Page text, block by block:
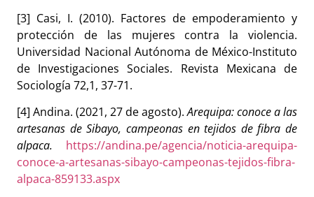
[3] Casi, I. (2010). Factores de empoderamiento y
protección de las mujeres contra la violencia.
Universidad Nacional Autónoma de México-Instituto
de Investigaciones Sociales. Revista Mexicana de
Sociología 72,1, 37-71.
[4] Andina. (2021, 27 de agosto).Arequipa: conoce a las
artesanas de Sibayo, campeonas en tejidos de fibra de
alpaca. https://andina.pe/agencia/noticia-arequipa-
conoce-a-artesanas-sibayo-campeonas-tejidos-fibra-
alpaca-859133.aspx